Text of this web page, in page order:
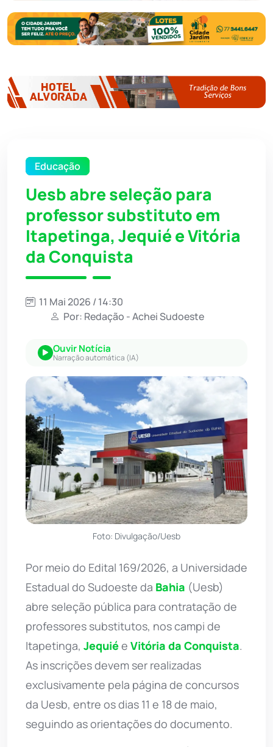
Educação
Uesb abre seleção para
professor substituto em
Itapetinga, Jequié e Vitória
da Conquista
11 Mai 2026 / 14:30
Por: Redação - Achei Sudoeste
Ouvir Notícia
Narração automática (IA)
Foto: Divulgação/Uesb
Por meio do Edital 169/2026, a Universidade
Estadual do Sudoeste da Bahia (Uesb)
abre seleção pública para contratação de
professores substitutos, nos campi de
Itapetinga, Jequiée Vitória da Conquista.
As inscrições devem ser realizadas
exclusivamente pela página de concursos
da Uesb, entre os dias 11 e 18 de maio,
seguindo as orientações do documento.